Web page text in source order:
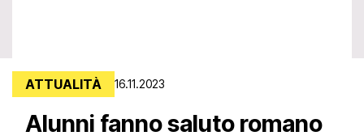
ATTUALITÀ 16.11.2023
Alunni fanno saluto romano